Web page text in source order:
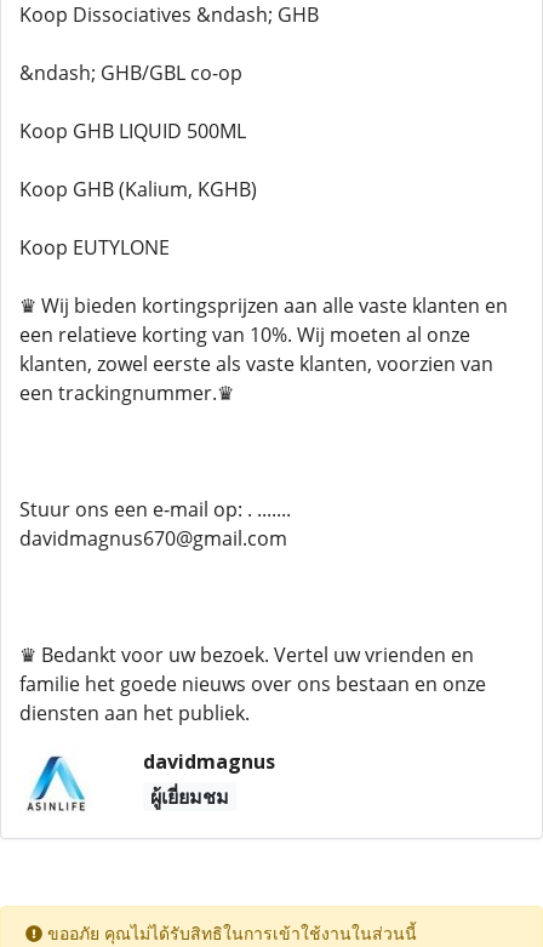
Koop Dissociatives &ndash; GHB
&ndash; GHB/GBL co-op
Koop GHB LIQUID 500ML
Koop GHB (Kalium, KGHB)
Koop EUTYLONE
♛ Wij bieden kortingsprijzen aan alle vaste klanten en
een relatieve korting van 10%. Wij moeten al onze
klanten, zowel eerste als vaste klanten, voorzien van
een trackingnummer.♛
Stuur ons een e-mail op: . .......
davidmagnus670@gmail.com
♛ Bedankt voor uw bezoek. Vertel uw vrienden en
familie het goede nieuws over ons bestaan ​​en onze
diensten aan het publiek.
davidmagnus
ผู้เยี่ยมชม
ขออภัย คุณไม่ได้รับสิทธิในการเข้าใช้งานในส่วนนี้